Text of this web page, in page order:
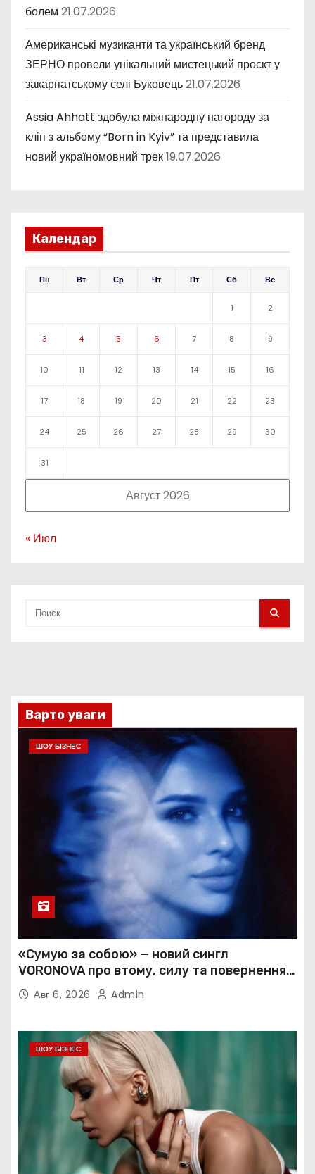
болем 21.07.2026
Американські музиканти та український бренд
ЗЕРНО провели унікальний мистецький проєкт у
закарпатському селі Буковець21.07.2026
Assia Ahhatt здобула міжнародну нагороду за
кліп з альбому “Born in Kyiv” та представила
новий україномовний трек19.07.2026
Календар
Август 2026
Пн Вт Ср Чт Пт Сб Вс
1 2
3 4 5 6 7 8 9
10 11 12 13 14 15 16
17 18 19 20 21 22 23
24 25 26 27 28 29 30
31
« Июл
Варто уваги
ШОУ БІЗНЕС
«Сумую за собою» — новий сингл
VORONOVA про втому, силу та повернення
до себе
Авг 6, 2026 Admin
ШОУ БІЗНЕС